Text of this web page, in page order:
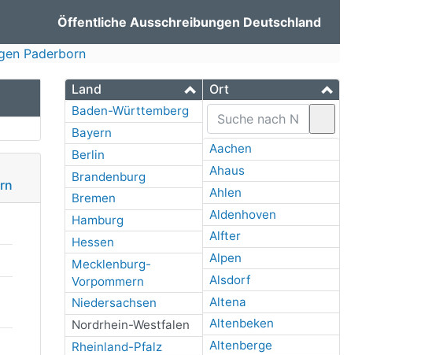
Öffentliche Ausschreibungen Deutschland
Paderborn
Land
Baden-Württemberg
Bayern
Berlin
Brandenburg
Bremen
Hamburg
Hessen
Mecklenburg-
Vorpommern
Niedersachsen
Nordrhein-Westfalen
Rheinland-Pfalz
Ort
Aachen
Ahaus
Ahlen
Aldenhoven
Alfter
Alpen
Alsdorf
Altena
Altenbeken
Altenberge